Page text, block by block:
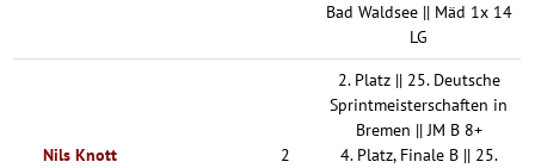
Bad Waldsee || Mäd 1x 14
LG
Nils Knott 2
2. Platz || 25. Deutsche
Sprintmeisterschaften in
Bremen || JM B 8+
4. Platz, Finale B || 25.